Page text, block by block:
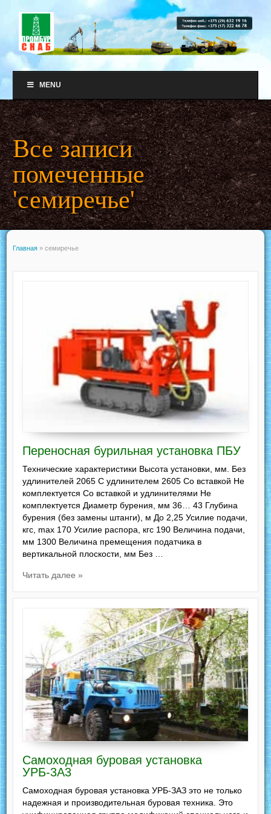
MENU
Все записи
помеченные
'семиречье'
Главная » семиречье
Переносная бурильная установка ПБУ
Технические характеристики Высота установки, мм. Без
удлинителей 2065 С удлинителем 2605 Со вставкой Не
комплектуется Со вставкой и удлинителями Не
комплектуется Диаметр бурения, мм 36… 43 Глубина
бурения (без замены штанги), м До 2,25 Усилие подачи,
кгс, max 170 Усилие распора, кгс 190 Величина подачи,
мм 1300 Величина премещения податчика в
вертикальной плоскости, мм Без …
Читать далее »
Самоходная буровая установка
УРБ-3А3
Самоходная буровая установка УРБ-ЗАЗ это не только
надежная и производительная буровая техника. Это